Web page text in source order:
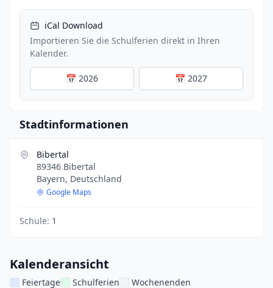
iCal Download
Importieren Sie die Schulferien direkt in Ihren
Kalender.
📅 2026 📅 2027
Stadtinformationen
Bibertal
89346 Bibertal
Bayern, Deutschland
Google Maps
Schule: 1
Kalenderansicht
Feiertage Schulferien Wochenenden